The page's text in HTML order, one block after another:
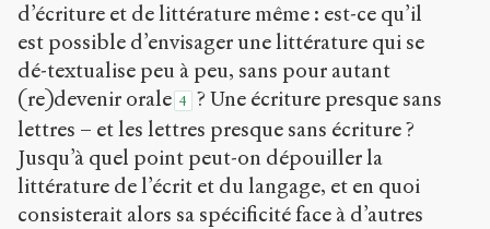
d’écriture et de littérature même : est-ce qu’il
est possible d’envisager une littérature qui se
dé-textualise peu à peu, sans pour autant
(re)devenir orale 4 ? Une écriture presque sans
lettres – et les lettres presque sans écriture ?
Jusqu’à quel point peut-on dépouiller la
littérature de l’écrit et du langage, et en quoi
consisterait alors sa spécificité face à d’autres